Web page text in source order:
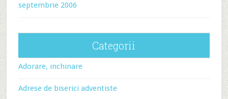
septembrie 2006
Categorii
Adorare, inchinare
Adrese de biserici adventiste